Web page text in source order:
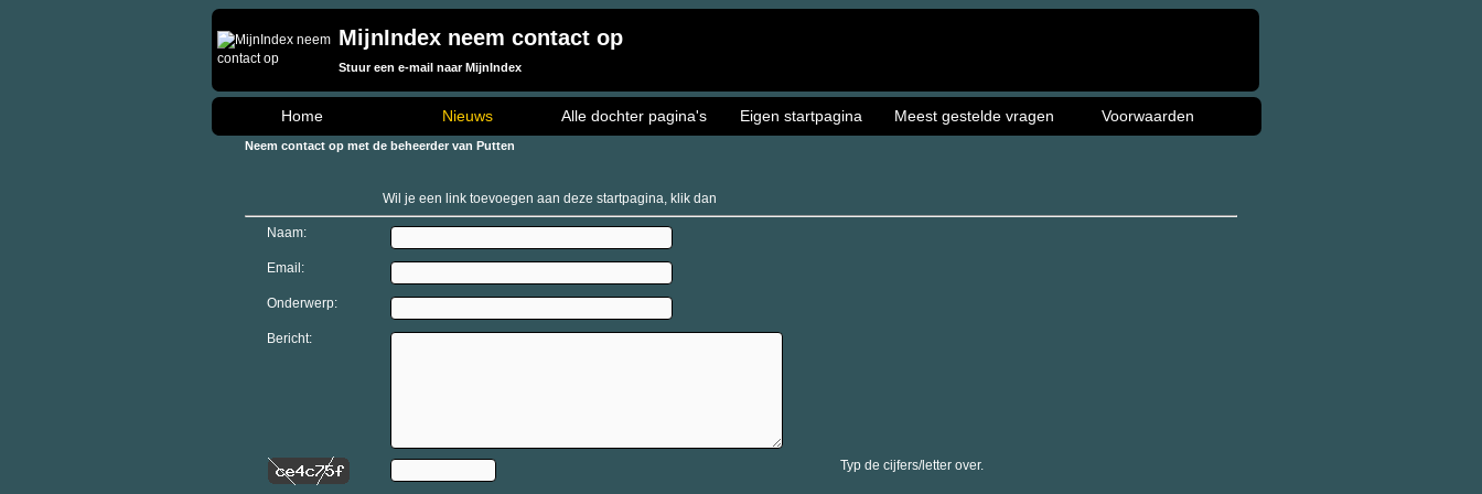
MijnIndex neem contact op
Stuur een e-mail naar MijnIndex
Home Nieuws Alle dochter pagina's Eigen startpagina Meest gestelde vragen Voorwaarden
Neem contact op met de beheerder van Putten
Wil je een link toevoegen aan deze startpagina, klik dan
Naam:
Email:
Onderwerp:
Bericht:
Typ de cijfers/letter over.